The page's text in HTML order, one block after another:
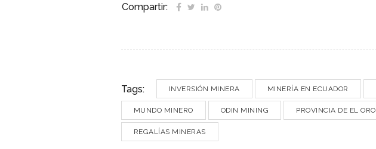
Compartir:
Tags: INVERSIÓN MINERA MINERÍA EN ECUADOR
MUNDO MINERO ODIN MINING PROVINCIA DE EL ORO
REGALÍAS MINERAS